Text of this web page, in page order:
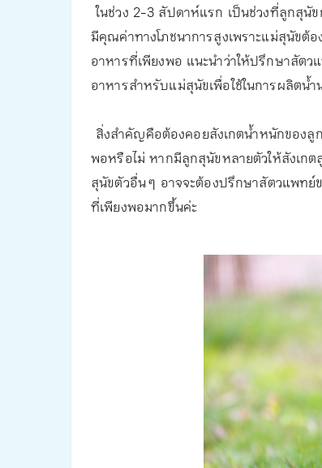
ในช่วง 2-3 สัปดาห์แรก เป็นช่วงที่ลูกสุนั
มีคุณค่าทางโภชนาการสูงเพราะแม่สุนัขต้
อาหารที่เพียงพอ แนะนำว่าให้ปรึกษาสัต
อาหารสำหรับแม่สุนัขเพื่อใช้ในการผลิต
สิ่งสำคัญคือต้องคอยสังเกตน้ำหนักของ
พอหรือไม่ หากมีลูกสุนัขหลายตัวให้สังเกต
สุนัขตัวอื่น ๆ อาจจะต้องปรึกษาสัตวแพท
ที่เพียงพอมากขึ้นค่ะ